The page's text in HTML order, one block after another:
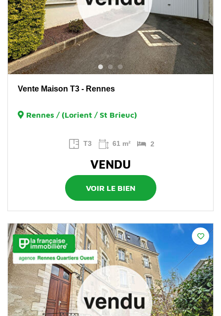
Vente Maison T3 - Rennes
Rennes / (Lorient / St Brieuc)
T3 61 m² 2
VENDU
VOIR LE BIEN